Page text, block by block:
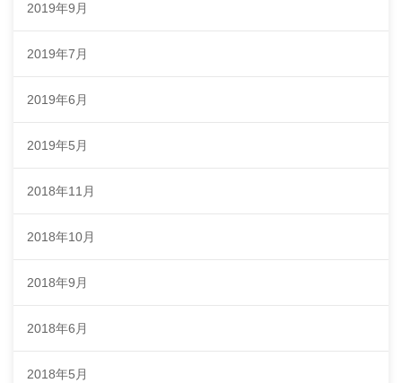
2019年9月
2019年7月
2019年6月
2019年5月
2018年11月
2018年10月
2018年9月
2018年6月
2018年5月